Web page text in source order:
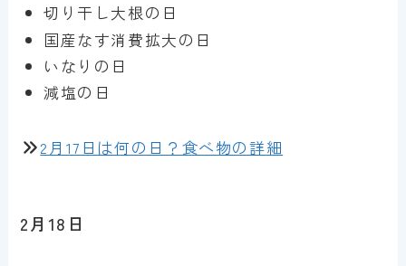
切り干し大根の日
国産なす消費拡大の日
いなりの日
減塩の日
2月17日は何の日？食べ物の詳細
2月18日